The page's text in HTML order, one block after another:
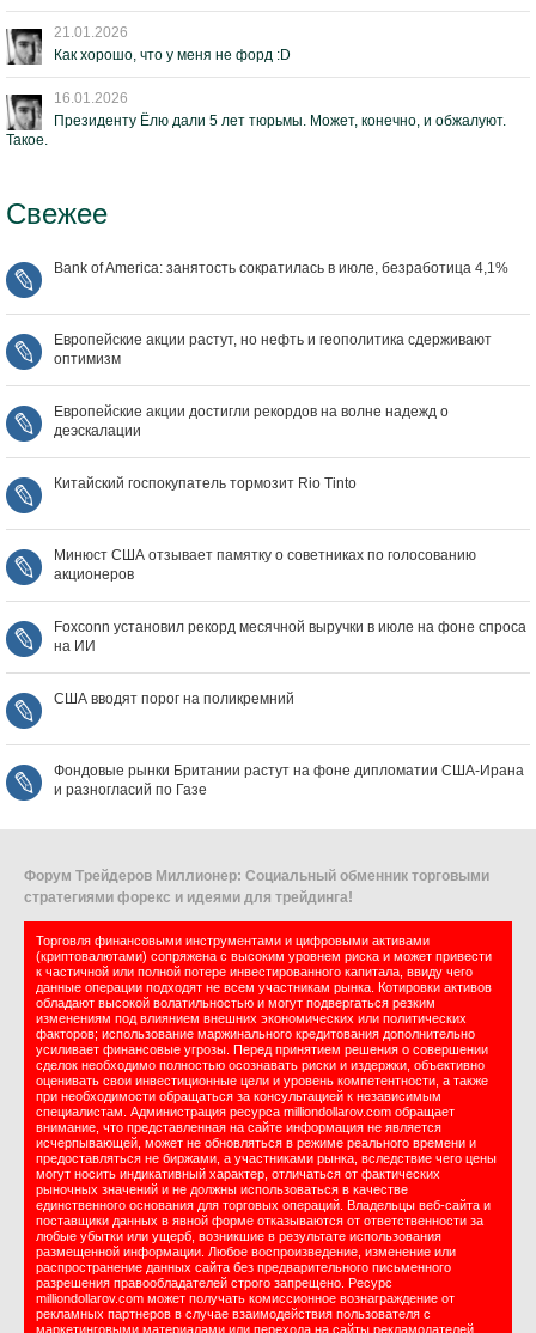
21.01.2026
Как хорошо, что у меня не форд :D
16.01.2026
Президенту Ёлю дали 5 лет тюрьмы. Может, конечно, и обжалуют.
Такое.
Свежее
Bank of America: занятость сократилась в июле, безработица 4,1%
Европейские акции растут, но нефть и геополитика сдерживают
оптимизм
Европейские акции достигли рекордов на волне надежд о
деэскалации
Китайский госпокупатель тормозит Rio Tinto
Минюст США отзывает памятку о советниках по голосованию
акционеров
Foxconn установил рекорд месячной выручки в июле на фоне спроса
на ИИ
США вводят порог на поликремний
Фондовые рынки Британии растут на фоне дипломатии США‑Ирана
и разногласий по Газе
Форум Трейдеров Миллионер: Социальный обменник торговыми
стратегиями форекс и идеями для трейдинга!
Торговля финансовыми инструментами и цифровыми активами
(криптовалютами) сопряжена с высоким уровнем риска и может привести
к частичной или полной потере инвестированного капитала, ввиду чего
данные операции подходят не всем участникам рынка. Котировки активов
обладают высокой волатильностью и могут подвергаться резким
изменениям под влиянием внешних экономических или политических
факторов; использование маржинального кредитования дополнительно
усиливает финансовые угрозы. Перед принятием решения о совершении
сделок необходимо полностью осознавать риски и издержки, объективно
оценивать свои инвестиционные цели и уровень компетентности, а также
при необходимости обращаться за консультацией к независимым
специалистам. Администрация ресурса milliondollarov.com обращает
внимание, что представленная на сайте информация не является
исчерпывающей, может не обновляться в режиме реального времени и
предоставляться не биржами, а участниками рынка, вследствие чего цены
могут носить индикативный характер, отличаться от фактических
рыночных значений и не должны использоваться в качестве
единственного основания для торговых операций. Владельцы веб-сайта и
поставщики данных в явной форме отказываются от ответственности за
любые убытки или ущерб, возникшие в результате использования
размещенной информации. Любое воспроизведение, изменение или
распространение данных сайта без предварительного письменного
разрешения правообладателей строго запрещено. Ресурс
milliondollarov.com может получать комиссионное вознаграждение от
рекламных партнеров в случае взаимодействия пользователя с
маркетинговыми материалами или перехода на сайты рекламодателей.